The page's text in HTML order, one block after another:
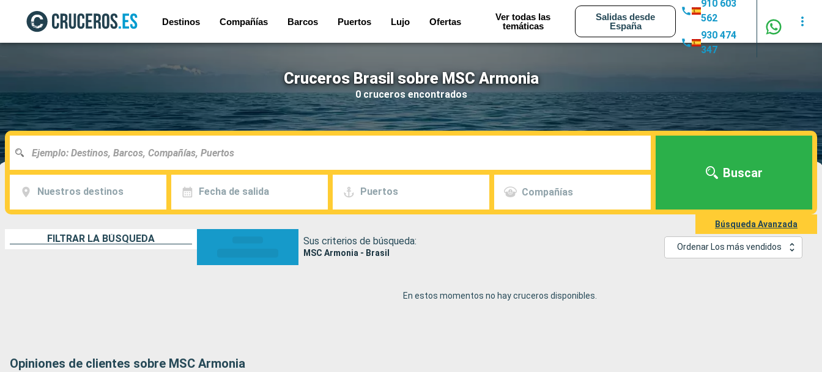
Destinos Compañías Barcos Puertos Lujo Ofertas
Ver todas las
temáticas
Salidas desde
España
910 603
562
930 474
347
Cruceros Brasil sobre MSC Armonia
0 cruceros encontrados
Nuestros destinos Fecha de salida Puertos Compañías
Buscar
Búsqueda Avanzada
FILTRAR LA BÚSQUEDA Sus criterios de búsqueda:
MSC Armonia - Brasil
Ordenar Los más vendidos
En estos momentos no hay cruceros disponibles.
Opiniones de clientes sobre MSC Armonia